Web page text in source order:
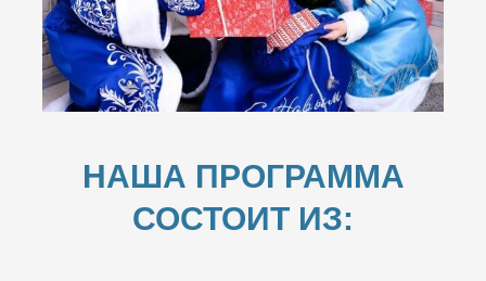
НАША ПРОГРАММА
СОСТОИТ ИЗ: